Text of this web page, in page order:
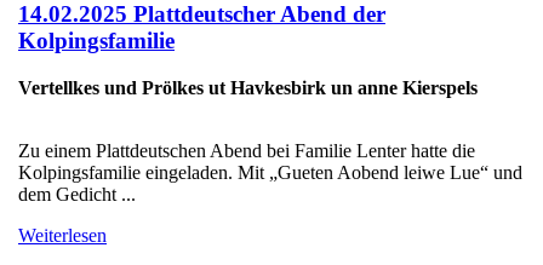
14.02.2025 Plattdeutscher Abend der
Kolpingsfamilie
Vertellkes und Prölkes ut Havkesbirk un anne Kierspels
Zu einem Plattdeutschen Abend bei Familie Lenter hatte die
Kolpingsfamilie eingeladen. Mit „Gueten Aobend leiwe Lue“ und
dem Gedicht ...
Weiterlesen